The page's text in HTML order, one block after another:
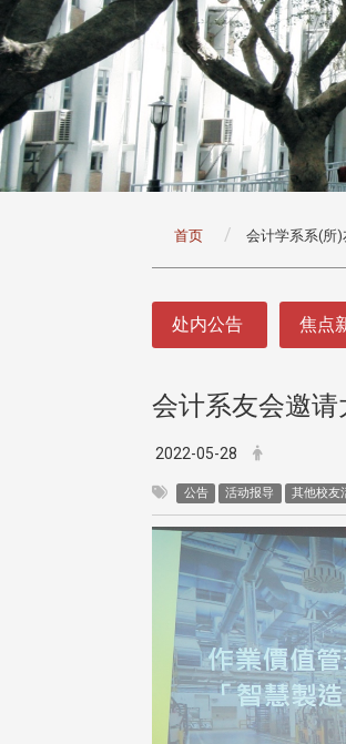
首页 会计学系系(所)
处内公告 焦点
会计系友会邀
2022-05-28
公告 活动报导 其他校友